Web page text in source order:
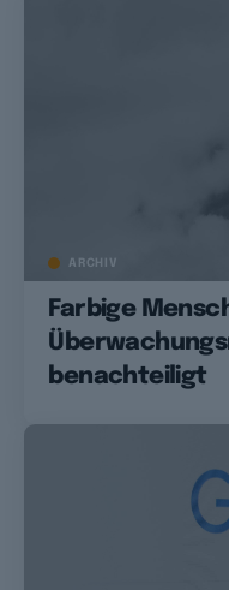
ARCHIV
Farbige
benachteiligt